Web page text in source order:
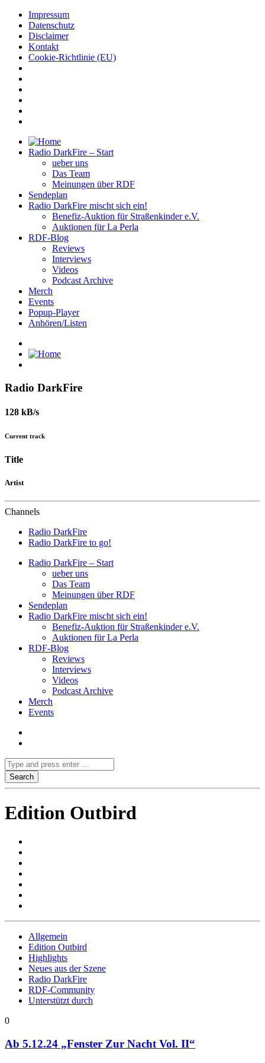
Impressum
Datenschutz
Disclaimer
Kontakt
Cookie-Richtlinie (EU)
Radio DarkFire – Start
ueber uns
Das Team
Meinungen über RDF
Sendeplan
Radio DarkFire mischt sich ein!
Benefiz-Auktion für Straßenkinder e.V.
Auktionen für La Perla
RDF-Blog
Reviews
Interviews
Videos
Podcast Archive
Merch
Events
Popup-Player
Anhören/Listen
Radio DarkFire
128 kB/s
Current track
Title
Artist
Channels
Radio DarkFire
Radio DarkFire to go!
Radio DarkFire – Start
ueber uns
Das Team
Meinungen über RDF
Sendeplan
Radio DarkFire mischt sich ein!
Benefiz-Auktion für Straßenkinder e.V.
Auktionen für La Perla
RDF-Blog
Reviews
Interviews
Videos
Podcast Archive
Merch
Events
Edition Outbird
Allgemein
Edition Outbird
Highlights
Neues aus der Szene
Radio DarkFire
RDF-Community
Unterstützt durch
0
Ab 5.12.24 „Fenster Zur Nacht Vol. II“